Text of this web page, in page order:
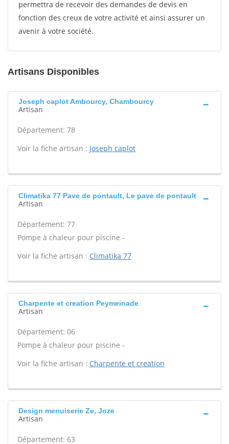
permettra de recevoir des demandes de devis en
fonction des creux de votre activité et ainsi assurer un
avenir à votre société.
Artisans Disponibles
Joseph caplot Ambourcy, Chambourcy
Artisan
Département: 78
Voir la fiche artisan : Joseph caplot
Climatika 77 Pave de pontault, Le pave de pontault
Artisan
Département: 77
Pompe à chaleur pour piscine -
Voir la fiche artisan : Climatika 77
Charpente et creation Peymeinade
Artisan
Département: 06
Pompe à chaleur pour piscine -
Voir la fiche artisan : Charpente et creation
Design menuiserie Ze, Joze
Artisan
Département: 63